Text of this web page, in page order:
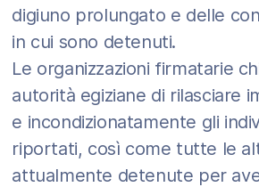
digiuno prolungato e delle
in cui sono detenuti.
Le organizzazioni firmatarie
autorità egiziane di rilasciare
e incondizionatamente gli
riportati, così come tutte le
attualmente detenute per